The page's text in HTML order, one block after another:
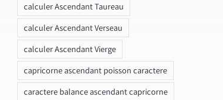
calculer Ascendant Taureau
calculer Ascendant Verseau
calculer Ascendant Vierge
capricorne ascendant poisson caractere
caractere balance ascendant capricorne